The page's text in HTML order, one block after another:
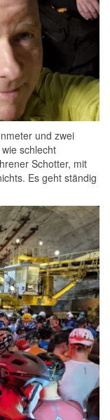
und zwei
schlecht
Schotter, mit
Es geht ständig